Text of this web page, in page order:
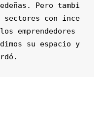
Pero tambi
sectores con ince
emprendedores
su espacio y